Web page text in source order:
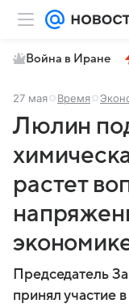
Война в Иране
27 мая Время
Люлин
растет
Председатель
принял участие